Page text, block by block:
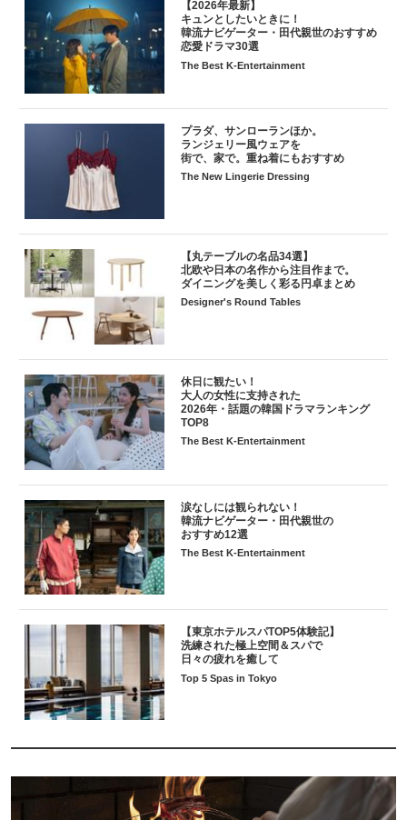
【2026年最新】
キュンとしたいときに！
韓流ナビゲーター・田代親世のおすすめ
恋愛ドラマ30選
The Best K-Entertainment
プラダ、サンローランほか。
ランジェリー風ウェアを
街で、家で。重ね着にもおすすめ
The New Lingerie Dressing
【丸テーブルの名品34選】
北欧や日本の名作から注目作まで。
ダイニングを美しく彩る円卓まとめ
Designer's Round Tables
休日に観たい！
大人の女性に支持された
2026年・話題の韓国ドラマランキング
TOP8
The Best K-Entertainment
涙なしには観られない！
韓流ナビゲーター・田代親世の
おすすめ12選
The Best K-Entertainment
【東京ホテルスパTOP5体験記】
洗練された極上空間＆スパで
日々の疲れを癒して
Top 5 Spas in Tokyo